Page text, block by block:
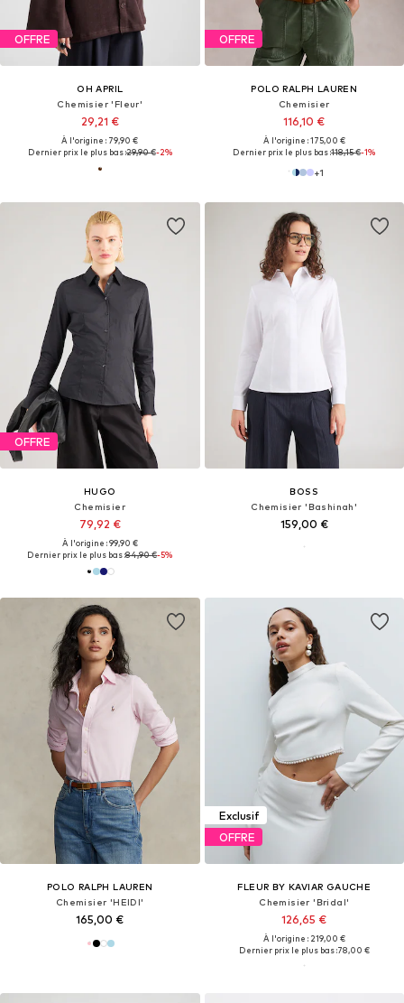
OFFRE
OH APRIL
Chemisier 'Fleur'
29,21 €
À l'origine : 79,90 €
Dernier prix le plus bas :29,90 €-2%
OFFRE
POLO RALPH LAUREN
Chemisier
116,10 €
À l'origine : 175,00 €
Dernier prix le plus bas :118,15 €-1%
+1
OFFRE
HUGO
Chemisier
79,92 €
À l'origine : 99,90 €
Dernier prix le plus bas :84,90 €-5%
BOSS
Chemisier 'Bashinah'
159,00 €
POLO RALPH LAUREN
Chemisier 'HEIDI'
165,00 €
Exclusif
OFFRE
FLEUR BY KAVIAR GAUCHE
Chemisier 'Bridal'
126,65 €
À l'origine : 219,00 €
Dernier prix le plus bas :78,00 €